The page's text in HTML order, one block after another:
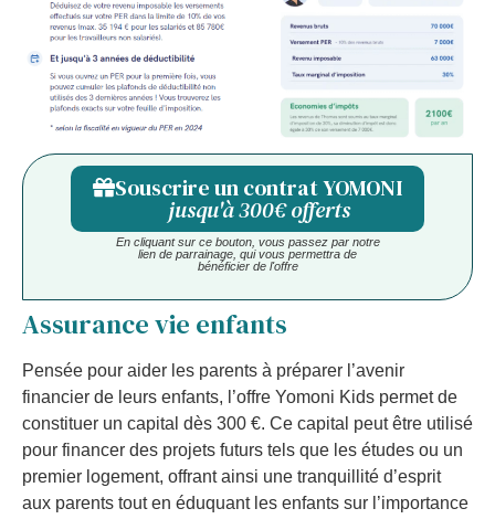
Souscrire un contrat YOMONI
jusqu'à 300€ offerts
En cliquant sur ce bouton, vous passez par notre
lien de parrainage, qui vous permettra de
bénéficier de l'offre
Assurance vie enfants
Pensée pour aider les parents à préparer l’avenir
financier de leurs enfants, l’offre Yomoni Kids permet de
constituer un capital dès 300 €. Ce capital peut être utilisé
pour financer des projets futurs tels que les études ou un
premier logement, offrant ainsi une tranquillité d’esprit
aux parents tout en éduquant les enfants sur l’importance